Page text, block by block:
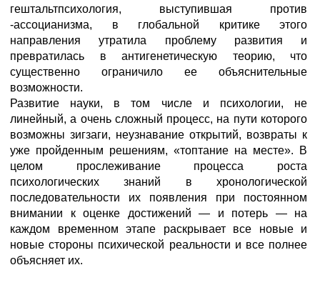
гештальтпсихология, выступившая против
-ассоцианизма, в глобальной критике этого
направления утратила проблему развития и
превратилась в антигенетическую теорию, что
существенно ограничило ее объяснительные
возможности.
Развитие науки, в том числе и психологии, не
линейный, а очень сложный процесс, на пути которого
возможны зигзаги, неузнавание открытий, возвраты к
уже пройденным решениям, «топтание на месте». В
целом прослеживание процесса роста
психологических знаний в хронологической
последовательности их появления при постоянном
внимании к оценке достижений — и потерь — на
каждом временном этапе раскрывает все новые и
новые стороны психической реальности и все полнее
объясняет их.